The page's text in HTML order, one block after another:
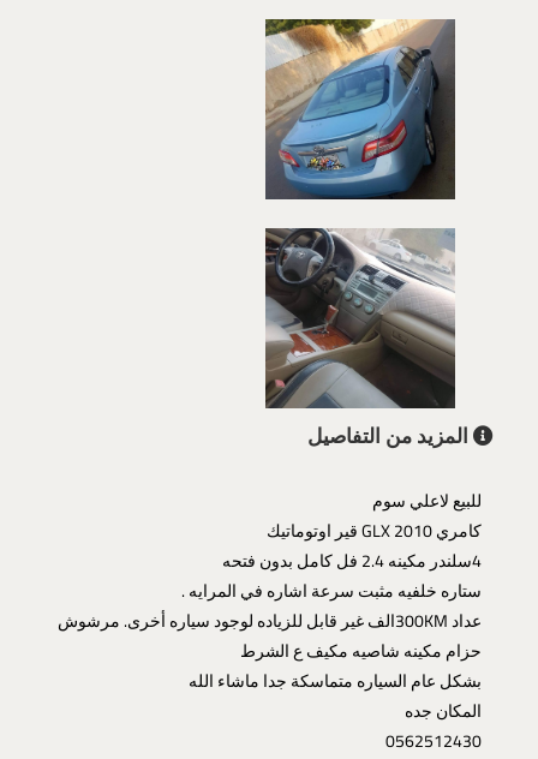
المزيد من التفاصيل
للبيع لاعلي سوم
كامري 2010 GLX قير اوتوماتيك
4سلندر مكينه 2.4 فل كامل بدون فتحه
ستاره خلفيه مثبت سرعة اشاره في المرايه .
عداد 300KMالف غير قابل للزياده لوجود سياره أخرى. مرشوش
حزام مكينه شاصيه مكيف ع الشرط
بشكل عام السياره متماسكة جدا ماشاء الله
المكان جده
0562512430